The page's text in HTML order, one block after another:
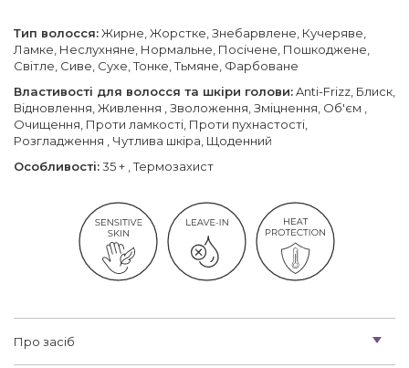
Тип волосся:Жирне, Жорстке, Знебарвлене, Кучеряве,
Ламке, Неслухняне, Нормальне, Посічене, Пошкоджене,
Світле, Сиве, Сухе, Тонке, Тьмяне, Фарбоване
Властивості для волосся та шкіри голови:Anti-Frizz, Блиск,
Відновлення, Живлення , Зволоження, Зміцнення, Об'єм ,
Очищення, Проти ламкості, Проти пухнастості,
Розгладження , Чутлива шкіра, Щоденний
Особливості:35 + , Термозахист
Про засіб